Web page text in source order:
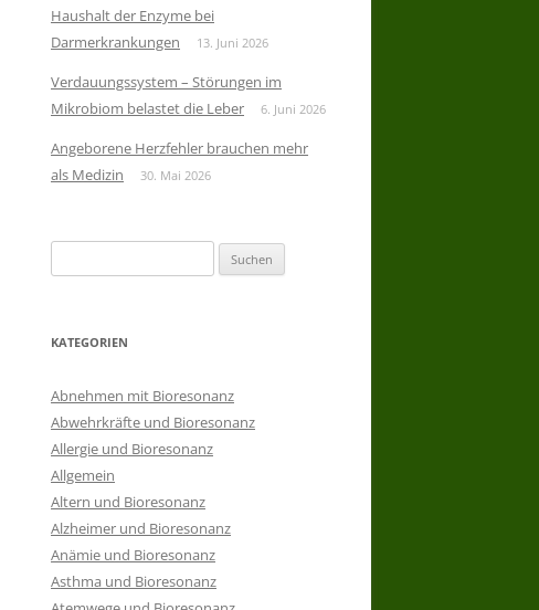
Haushalt der Enzyme bei
Darmerkrankungen
13. Juni 2026
Verdauungssystem – Störungen im
Mikrobiom belastet die Leber
6. Juni 2026
Angeborene Herzfehler brauchen mehr
als Medizin
30. Mai 2026
nach:
KATEGORIEN
Abnehmen mit Bioresonanz
Abwehrkräfte und Bioresonanz
Allergie und Bioresonanz
Allgemein
Altern und Bioresonanz
Alzheimer und Bioresonanz
Anämie und Bioresonanz
Asthma und Bioresonanz